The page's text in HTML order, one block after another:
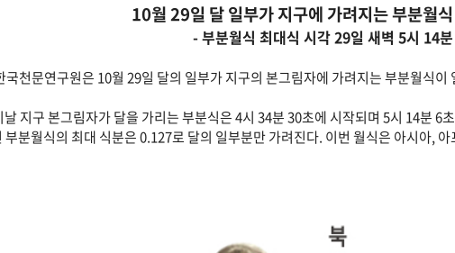
10월 29일 달 일부가 지구에 가려지는 부분월
- 부분월식 최대식 시각 29일 새벽 5시 14
천문연구원은 10월 29일 달의 일부가 지구의 본그림자에 가려지는 부분월식이
지구 본그림자가 달을 가리는 부분식은 4시 34분 30초에 시작되며 5시 14분 6
부분월식의 최대 식분은 0.127로 달의 일부분만 가려진다. 이번 월식은 아시아,